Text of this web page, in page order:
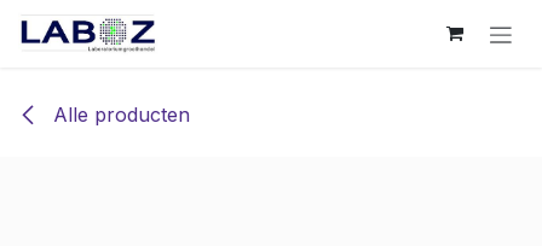
Overslaan naar inhoud
Alle producten